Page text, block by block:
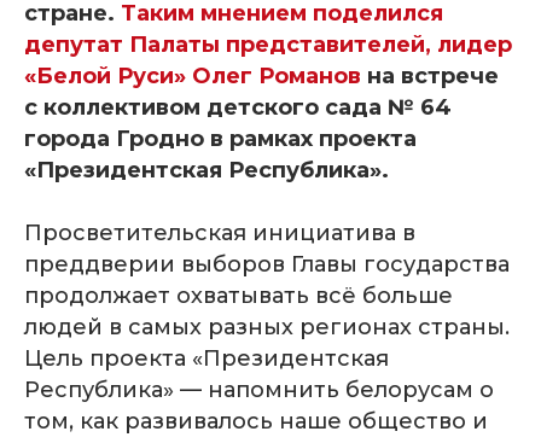
стране. Таким мнением поделился
депутат Палаты представителей, лидер
«Белой Руси» Олег Романов на встрече
с коллективом детского сада № 64
города Гродно в рамках проекта
«Президентская Республика».
Просветительская инициатива в
преддверии выборов Главы государства
продолжает охватывать всё больше
людей в самых разных регионах страны.
Цель проекта «Президентская
Республика» — напомнить белорусам о
том, как развивалось наше общество и